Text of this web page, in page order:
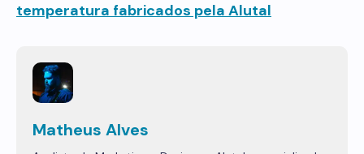
temperatura fabricados pela Alutal
Matheus Alves